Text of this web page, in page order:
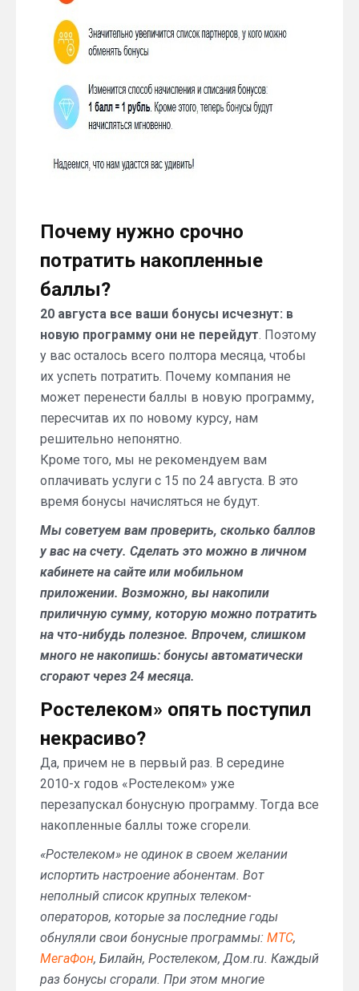
Почему нужно срочно
потратить накопленные
баллы?
20 августа все ваши бонусы исчезнут: в
новую программу они не перейдут. Поэтому
у вас осталось всего полтора месяца, чтобы
их успеть потратить. Почему компания не
может перенести баллы в новую программу,
пересчитав их по новому курсу, нам
решительно непонятно.
Кроме того, мы не рекомендуем вам
оплачивать услуги с 15 по 24 августа. В это
время бонусы начисляться не будут.
Мы советуем вам проверить, сколько баллов
у вас на счету. Сделать это можно в личном
кабинете на сайте или мобильном
приложении. Возможно, вы накопили
приличную сумму, которую можно потратить
на что-нибудь полезное. Впрочем, слишком
много не накопишь: бонусы автоматически
сгорают через 24 месяца.
Ростелеком» опять поступил
некрасиво?
Да, причем не в первый раз. В середине
2010-х годов «Ростелеком» уже
перезапускал бонусную программу. Тогда все
накопленные баллы тоже сгорели.
«Ростелеком» не одинок в своем желании
испортить настроение абонентам. Вот
неполный список крупных телеком-
операторов, которые за последние годы
обнуляли свои бонусные программы: МТС,
МегаФон, Билайн, Ростелеком, Дом.ru. Каждый
раз бонусы сгорали. При этом многие